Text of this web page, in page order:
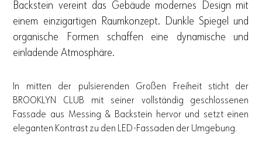
Backstein vereint das Gebäude modernes Design mit
einem einzigartigen Raumkonzept. Dunkle Spiegel und
organische Formen schaffen eine dynamische und
einladende Atmosphäre.
In mitten der pulsierenden Großen Freiheit sticht der
BROOKLYN CLUB mit seiner vollständig geschlossenen
Fassade aus Messing & Backstein hervor und setzt einen
eleganten Kontrast zu den LED-Fassaden der Umgebung.